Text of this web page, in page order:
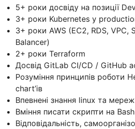
5+ роки досвіду на позиції
3+ роки Kubernetes у
3+ роки AWS (EC2, RDS, VPC,
Balancer)
2+ роки Terraform
Досвід GitLab CI/CD / GitHub
Розуміння принципів роботи
chart’ів
Впевнені знання linux та мереж
Вміння писати скрипти на
Відповідальність,